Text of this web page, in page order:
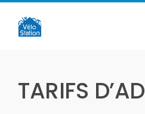
Skip
content
TARIFS